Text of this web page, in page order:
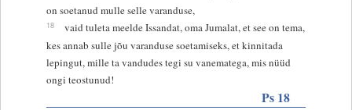
on soetanud mulle selle varanduse,
18
vaid tuleta meelde Issandat, oma Jumalat, et see on tema,
kes annab sulle jõu varanduse soetamiseks, et kinnitada
lepingut, mille ta vandudes tegi su vanematega, mis nüüd
ongi teostunud!
Ps 18